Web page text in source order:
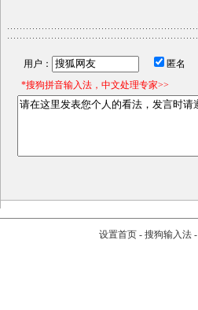
用户： 匿名
*搜狗拼音输入法，中文处理专家>>
设置首页- 搜狗输入法-